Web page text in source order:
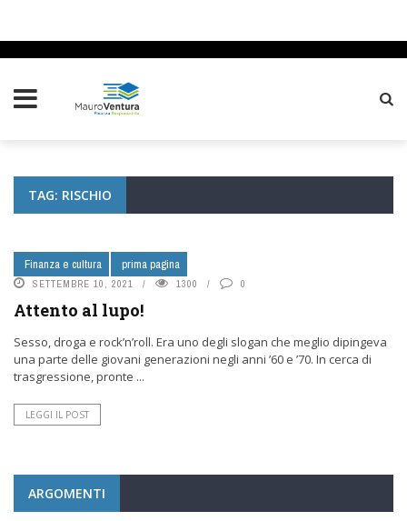
TAG: RISCHIO
Finanza e cultura prima pagina
SETTEMBRE 10, 2021 1300 0
Attento al lupo!
Sesso, droga e rock’n’roll. Era uno degli slogan che meglio dipingeva
una parte delle giovani generazioni negli anni ’60 e ’70. In cerca di
trasgressione, pronte ...
LEGGI IL POST
ARGOMENTI